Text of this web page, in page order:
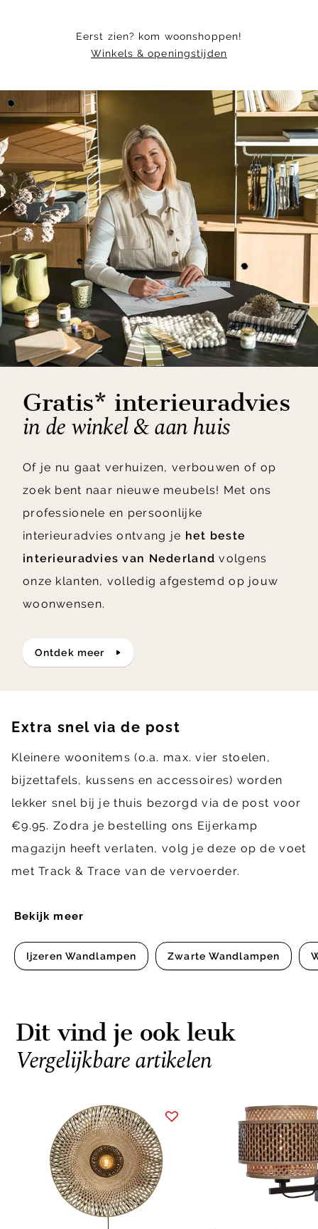
Eerst zien? kom woonshoppen!
Winkels & openingstijden
Gratis* interieuradvies
in de winkel & aan huis
Of je nu gaat verhuizen, verbouwen of op
zoek bent naar nieuwe meubels! Met ons
professionele en persoonlijke
interieuradvies ontvang je het beste
interieuradvies van Nederland volgens
onze klanten, volledig afgestemd op jouw
woonwensen.
ontdek meer
Bekijk meer
Ijzeren Wandlampen Zwarte Wandlampen
Extra snel via de post
Kleinere woonitems (o.a. max. vier stoelen,
bijzettafels, kussens en accessoires) worden
lekker snel bij je thuis bezorgd via de post voor
€9.95. Zodra je bestelling ons Eijerkamp
magazijn heeft verlaten, volg je deze op de voet
met Track & Trace van de vervoerder.
Dit vind je ook leuk
Vergelijkbare artikelen